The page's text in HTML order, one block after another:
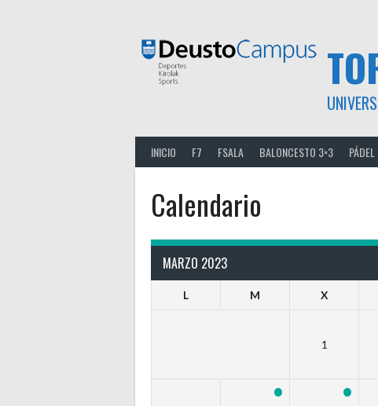
INICIO F7 FSALA BALONCESTO 3×3 PÁDEL
Calendario
MARZO 2023
L M X
1